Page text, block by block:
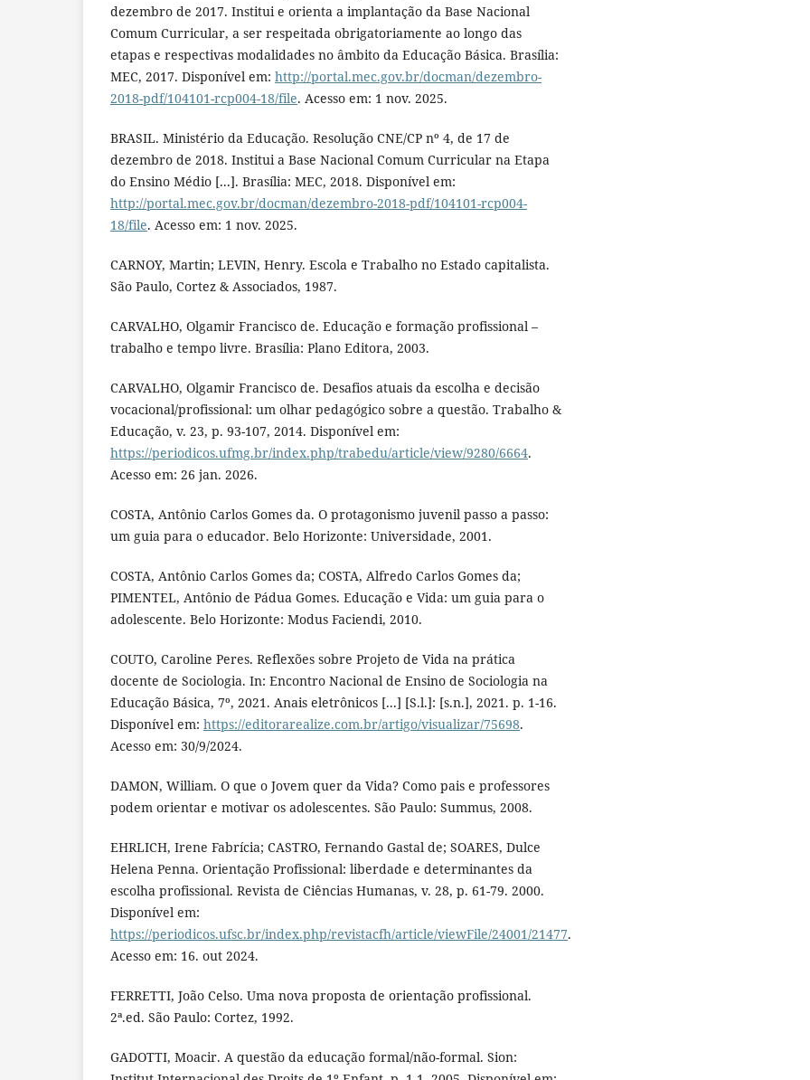
dezembro de 2017. Institui e orienta a implantação da Base Nacional
Comum Curricular, a ser respeitada obrigatoriamente ao longo das
etapas e respectivas modalidades no âmbito da Educação Básica. Brasília:
MEC, 2017. Disponível em: http://portal.mec.gov.br/docman/dezembro-
2018-pdf/104101-rcp004-18/file. Acesso em: 1 nov. 2025.
BRASIL. Ministério da Educação. Resolução CNE/CP nº 4, de 17 de
dezembro de 2018. Institui a Base Nacional Comum Curricular na Etapa
do Ensino Médio [...]. Brasília: MEC, 2018. Disponível em:
http://portal.mec.gov.br/docman/dezembro-2018-pdf/104101-rcp004-
18/file. Acesso em: 1 nov. 2025.
CARNOY, Martin; LEVIN, Henry. Escola e Trabalho no Estado capitalista.
São Paulo, Cortez & Associados, 1987.
CARVALHO, Olgamir Francisco de. Educação e formação profissional –
trabalho e tempo livre. Brasília: Plano Editora, 2003.
CARVALHO, Olgamir Francisco de. Desafios atuais da escolha e decisão
vocacional/profissional: um olhar pedagógico sobre a questão. Trabalho &
Educação, v. 23, p. 93-107, 2014. Disponível em:
https://periodicos.ufmg.br/index.php/trabedu/article/view/9280/6664.
Acesso em: 26 jan. 2026.
COSTA, Antônio Carlos Gomes da. O protagonismo juvenil passo a passo:
um guia para o educador. Belo Horizonte: Universidade, 2001.
COSTA, Antônio Carlos Gomes da; COSTA, Alfredo Carlos Gomes da;
PIMENTEL, Antônio de Pádua Gomes. Educação e Vida: um guia para o
adolescente. Belo Horizonte: Modus Faciendi, 2010.
COUTO, Caroline Peres. Reflexões sobre Projeto de Vida na prática
docente de Sociologia. In: Encontro Nacional de Ensino de Sociologia na
Educação Básica, 7º, 2021. Anais eletrônicos [...] [S.l.]: [s.n.], 2021. p. 1-16.
Disponível em: https://editorarealize.com.br/artigo/visualizar/75698.
Acesso em: 30/9/2024.
DAMON, William. O que o Jovem quer da Vida? Como pais e professores
podem orientar e motivar os adolescentes. São Paulo: Summus, 2008.
EHRLICH, Irene Fabrícia; CASTRO, Fernando Gastal de; SOARES, Dulce
Helena Penna. Orientação Profissional: liberdade e determinantes da
escolha profissional. Revista de Ciências Humanas, v. 28, p. 61-79. 2000.
Disponível em:
https://periodicos.ufsc.br/index.php/revistacfh/article/viewFile/24001/21477.
Acesso em: 16. out 2024.
FERRETTI, João Celso. Uma nova proposta de orientação profissional.
2ª.ed. São Paulo: Cortez, 1992.
GADOTTI, Moacir. A questão da educação formal/não-formal. Sion: